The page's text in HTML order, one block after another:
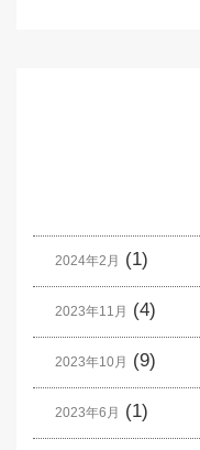
2024年2月 (1)
2023年11月 (4)
2023年10月 (9)
2023年6月 (1)